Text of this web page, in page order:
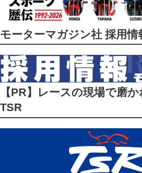
モーターマガジン社 採用情
【PR】レースの現場で磨か
TSR